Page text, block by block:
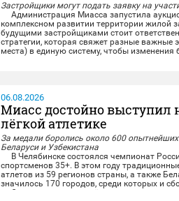
Застройщики могут подать заявку на
Администрация Миасса запустила
комплексном развитии территории жилой
будущими застройщиками стоит
стратегии, которая свяжет разные важные
места) в единую систему, чтобы
06.08.2026
Миасс достойно выступил
лёгкой атлетике
За медали боролись около 600
Беларуси и Узбекистана
В Челябинске состоялся чемпионат
спортсменов 35+. В этом году
атлетов из 59 регионов страны, а также
значилось 170 городов, среди которых и
Опытные миасские лёгкоатлеты